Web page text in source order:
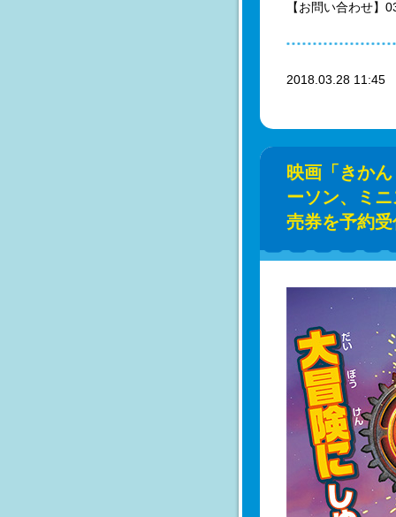
【お問い合わせ】
2018.03.28
映画「きか
ーソン、ミ
売券を予約